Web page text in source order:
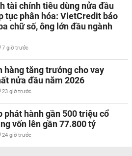
tài chính tiêu dùng nửa đầu
tục phân hóa: VietCredit báo
chữ số, ông lớn đầu ngành
7 giờ trước
hàng tăng trưởng cho vay
nửa đầu năm 2026
23 giờ trước
phát hành gần 500 triệu cổ
vốn lên gần 77.800 tỷ
24 giờ trước